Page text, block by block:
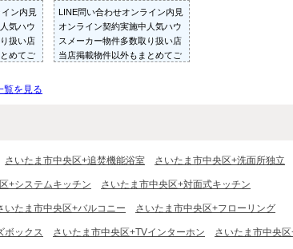
ン内見
気ハウ
扱い店
めてご
ていた
LINE問い合わせオンライン内見
オンライン契約実施中人気ハウ
スメーカー物件多数取り扱い店
当店掲載物件以外もまとめてご
覧を見る
さいたま市中央区+追焚機能浴室 さいたま市中央区+洗面所独立
+システムキッチン さいたま市中央区+対面式キッチン
いたま市中央区+バルコニー さいたま市中央区+フローリング
ボックス さいたま市中央区+TVインターホン さいたま市中央